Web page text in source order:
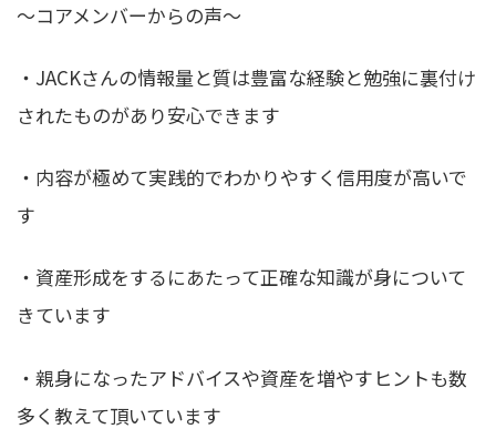
〜コアメンバーからの声〜
・JACKさんの情報量と質は豊富な経験と勉強に裏付け
されたものがあり安心できます
・内容が極めて実践的でわかりやすく信用度が高いで
す
・資産形成をするにあたって正確な知識が身について
きています
・親身になったアドバイスや資産を増やすヒントも数
多く教えて頂いています